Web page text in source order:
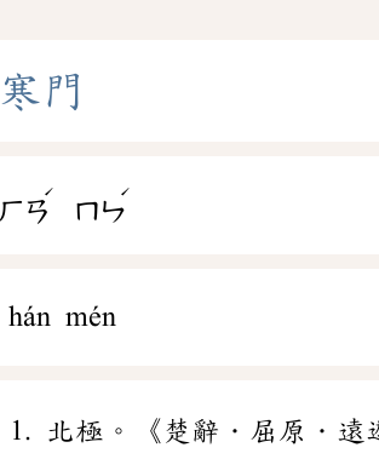
寒門
ㄏㄢ
ˊ
ㄇㄣ
ˊ
hán mén
北極。《楚辭．屈原．